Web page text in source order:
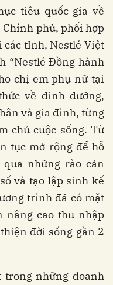
tiêu quốc gia về
phủ, phối hợp
tỉnh, Nestlé Việt
“Nestlé Đồng hành
chị em phụ nữ tại
về dinh dưỡng,
và gia đình, từng
chủ cuộc sống. Từ
tục mở rộng để hỗ
những rào cản
và tạo lập sinh kế
trình đã có mặt
nâng cao thu nhập
đời sống gần 2
trong những doanh